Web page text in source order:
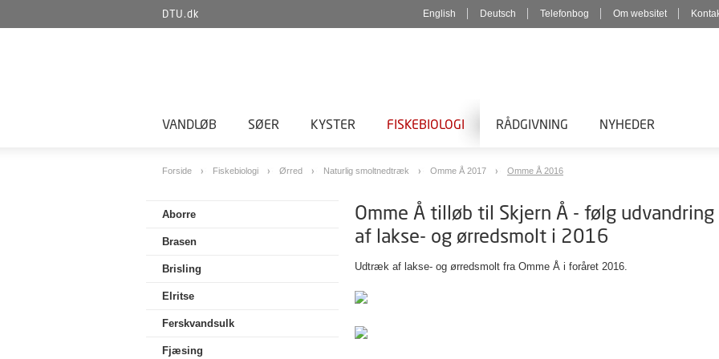
DTU.dk English Deutsch Telefonbog Om websitet
VANDLØB SØER KYSTER FISKEBIOLOGI RÅDGIVNING NYHEDER
Forside Fiskebiologi Ørred Naturlig smoltnedtræk Omme Å 2017 Omme Å 2016
Aborre
Brasen
Brisling
Elritse
Ferskvandsulk
Fjæsing
Omme Å tilløb til Skjern Å - følg udvandring
af lakse- og ørredsmolt i 2016
Udtræk af lakse- og ørredsmolt fra Omme Å i foråret 2016.